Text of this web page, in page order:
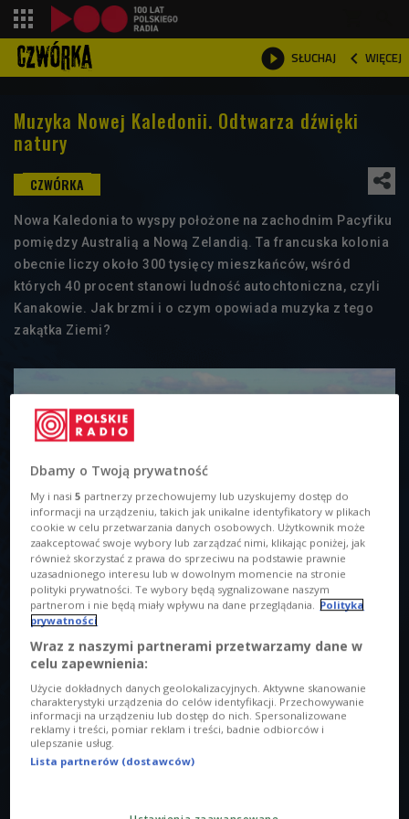
 SŁUCHAJ  WIĘCEJ

Muzyka Nowej Kaledonii. Odtwarza dźwięki
natury
Nowa Kaledonia to wyspy położone na zachodnim Pacyfiku
pomiędzy Australią a Nową Zelandią. Ta francuska kolonia
obecnie liczy około 300 tysięcy mieszkańców, wśród
których 40 procent stanowi ludność autochtoniczna, czyli
Kanakowie. Jak brzmi i o czym opowiada muzyka z tego
zakątka Ziemi?
Krajobraz Nowej Kaledonii Foto: pixabay.com/tpsdave/domena publiczna
O AUDYCJI
00:00
Tytuł
Muzyka Nowej Kaledonii. Odtwarza dźwięki natury
Opis
ma nieco inną muzykę - różnice wyczuwalne są przede
Dbamy o Twoją prywatność
My i nasi5 partnerzy przechowujemy lub uzyskujemy dostęp do
informacji na urządzeniu, takich jak unikalne identyfikatory w plikach
cookie w celu przetwarzania danych osobowych. Użytkownik może
zaakceptować swoje wybory lub zarządzać nimi, klikając poniżej, jak
również skorzystać z prawa do sprzeciwu na podstawie prawnie
uzasadnionego interesu lub w dowolnym momencie na stronie
polityki prywatności. Te wybory będą sygnalizowane naszym
partnerom i nie będą miały wpływu na dane przeglądania.
Polityka
prywatności
Wraz z naszymi partnerami przetwarzamy dane w
celu zapewnienia:
Użycie dokładnych danych geolokalizacyjnych. Aktywne skanowanie
charakterystyki urządzenia do celów identyfikacji. Przechowywanie
informacji na urządzeniu lub dostęp do nich. Spersonalizowane
reklamy i treści, pomiar reklam i treści, badnie odbiorców i
ulepszanie usług.
Lista partnerów (dostawców)